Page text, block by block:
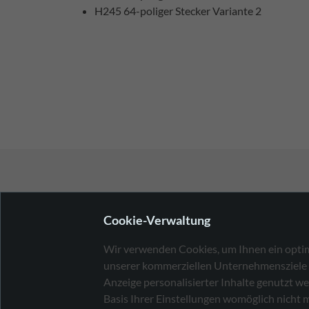
H245 64-poliger Stecker Variante 2
HATOX GmbH
sales@hatox.com
Von-Drais-Str. 9
75217 Birkenfeld
Cookie-Verwaltung
Wir verwenden Cookies, um Ihnen ein
unserer kommerziellen
Anzeige personalisierter Inhalte genutzt
Basis Ihrer Einstellungen womöglich nicht